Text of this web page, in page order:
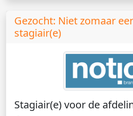
Gezocht: Niet zomaar
stagiair(e)
Stagiair(e) voor de